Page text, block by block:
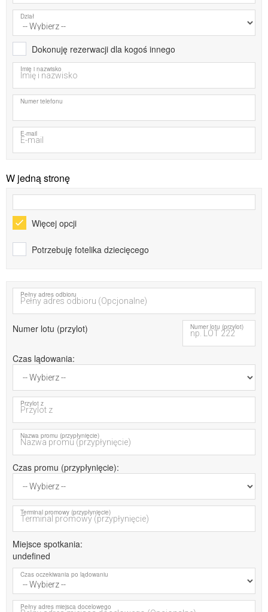
Dział
Dokonuję rezerwacji dla kogoś innego
Imię i nazwisko
Numer telefonu
E-mail
W jedną stronę
Więcej opcji
Potrzebuję fotelika dziecięcego
Pełny adres odbioru
Numer lotu (przylot) Numer lotu (przylot)
Czas lądowania
Przylot z
Nazwa promu (przypłynięcie)
Czas promu (przypłynięcie)
Terminal promowy (przypłynięcie)
Miejsce spotkania
undefined
Czas oczekiwania po lądowaniu
Pełny adres miejsca docelowego